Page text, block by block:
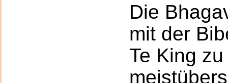
Die
mit der
Te King